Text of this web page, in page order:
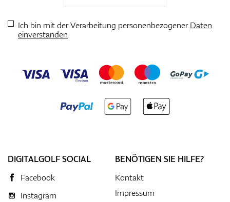
Ich bin mit der Verarbeitung personenbezogenerDaten
einverstanden
DIGITALGOLF SOCIAL
Facebook
Instagram
BENÖTIGEN SIE HILFE?
Kontakt
Impressum